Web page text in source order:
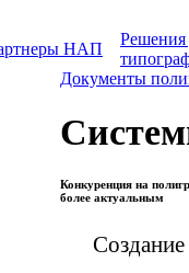
НАП
Решения
Документы
Конкуренция на
более актуальным